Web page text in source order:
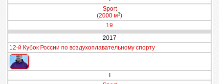
Sport
(2000 м3)
19
2017
12-й Кубок России по воздухоплавательному спорту